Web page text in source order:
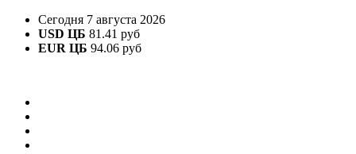
Сегодня 7 августа 2026
USD ЦБ 81.41 руб
EUR ЦБ 94.06 руб